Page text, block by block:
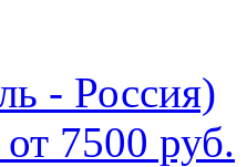
- Россия)
от 7500 руб.